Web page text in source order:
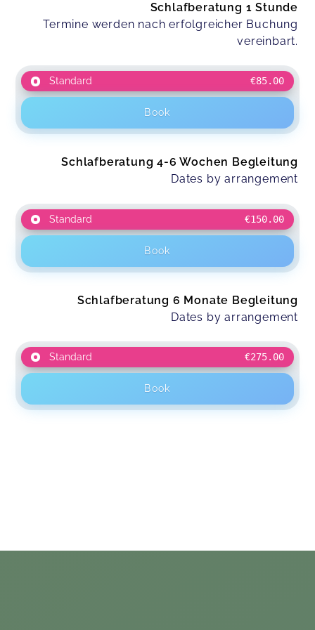
Schlafberatung 1 Stunde
Termine werden nach erfolgreicher Buchung
vereinbart.
Standard €85.00
Book
Schlafberatung 4-6 Wochen Begleitung
Dates by arrangement
Standard €150.00
Book
Schlafberatung 6 Monate Begleitung
Dates by arrangement
Standard €275.00
Book